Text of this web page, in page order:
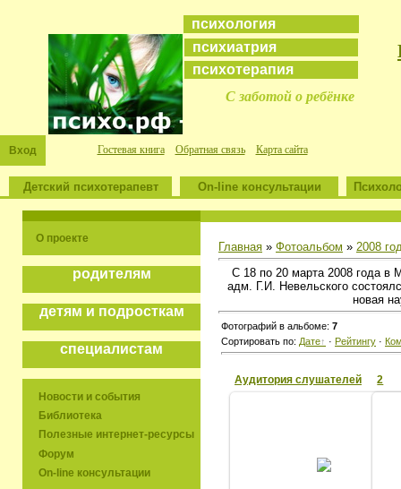
психология
психиатрия
психотерапия
С заботой о ребёнке
Вход Гостевая книга Обратная связь Карта сайта
Детский психотерапевт On-line консультации
О проекте
родителям
детям и подросткам
специалистам
Новости и события
Библиотека
Полезные интернет-ресурсы
Форум
On-line консультации
Главная » Фотоальбом » 2008
С 18 по 20 марта 2008 года в
адм. Г.И. Невельского
новая
Фотографий в альбоме: 7
Сортировать по: Дате · Рейтингу ·
Аудитория слушателей 2